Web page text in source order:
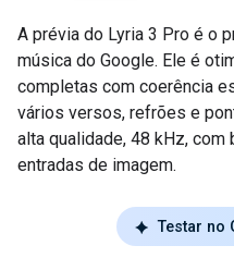
A prévia do Lyria 3 Pro é o
música do Google. Ele é
completas com coerência
vários versos, refrões e
alta qualidade, 48 kHz,
entradas de imagem.
Testar no